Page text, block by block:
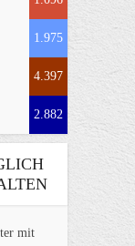
1.975
4.397
2.882
mit